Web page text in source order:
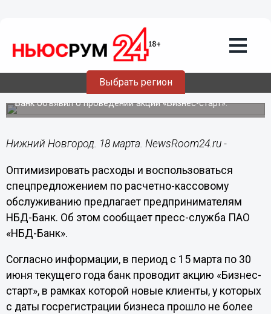
Выбрать регион
18.03.202111:32
Успешный старт бизнесу предлагает
Банк объявил о проведении акции «Бизнес-старт».
Нижний Новгород. 18 марта. NewsRoom24.ru -
Оптимизировать расходы и воспользоваться
спецпредложением по расчетно-кассовому
обслуживанию предлагает предпринимателям
НБД-Банк. Об этом сообщает пресс-служба ПАО
«НБД-Банк».
Согласно информации, в период с 15 марта по 30
июня текущего года банк проводит акцию «Бизнес-
старт», в рамках которой новые клиенты, у которых
с даты госрегистрации бизнеса прошло не более